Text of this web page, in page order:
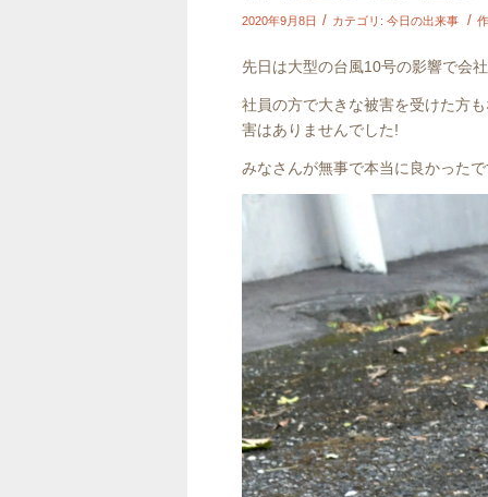
2020年9月8日 / カテゴリ: 今日の出来事 /
先日は大型の台風10号の影響で会
社員の方で大きな被害を受けた方
害はありませんでした!
みなさんが無事で本当に良かった